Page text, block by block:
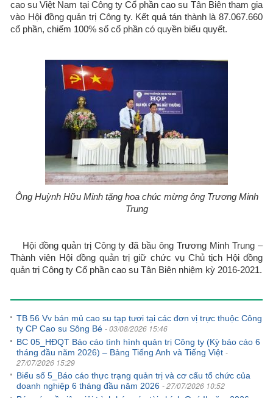
cao su Việt Nam tại Công ty Cổ phần cao su Tân Biên tham gia
vào Hội đồng quản trị Công ty. Kết quả tán thành là 87.067.660
cổ phần, chiếm 100% số cổ phần có quyền biểu quyết.
Ông Huỳnh Hữu Minh tặng hoa chúc mừng ông Trương Minh
Trung
Hội đồng quản trị Công ty đã bầu ông Trương Minh Trung –
Thành viên Hội đồng quản trị giữ chức vụ Chủ tịch Hội đồng
quản trị Công ty Cổ phần cao su Tân Biên nhiệm kỳ 2016-2021.
TB 56 Vv bán mủ cao su tạp tươi tại các đơn vị trực thuộc Công
ty CP Cao su Sông Bé - 03/08/2026 15:46
BC 05_HĐQT Báo cáo tình hình quản trị Công ty (Kỳ báo cáo 6
tháng đầu năm 2026) – Bảng Tiếng Anh và Tiếng Việt -
27/07/2026 15:29
Biểu số 5_Báo cáo thực trạng quản trị và cơ cấu tổ chức của
doanh nghiệp 6 tháng đầu năm 2026 - 27/07/2026 10:52